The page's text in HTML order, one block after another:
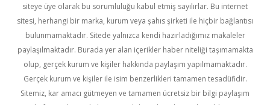
siteye üye olarak bu sorumluluğu kabul etmiş sayılırlar. Bu internet
sitesi, herhangi bir marka, kurum veya şahıs şirketi ile hiçbir bağlantısı
bulunmamaktadır. Sitede yalnızca kendi hazırladığımız makaleler
paylaşılmaktadır. Burada yer alan içerikler haber niteliği taşımamakta
olup, gerçek kurum ve kişiler hakkında paylaşım yapılmamaktadır.
Gerçek kurum ve kişiler ile isim benzerlikleri tamamen tesadüfidir.
Sitemiz, kar amacı gütmeyen ve tamamen ücretsiz bir bilgi paylaşım